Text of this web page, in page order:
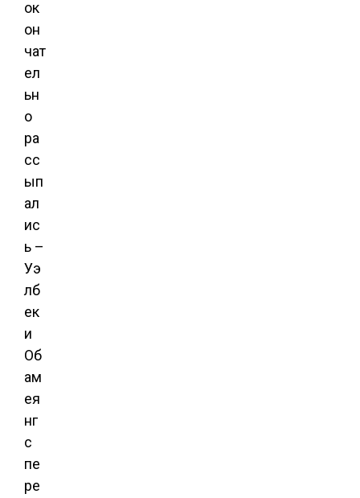
ок
он
чат
ел
ьн
о
ра
сс
ып
ал
ис
ь –
Уэ
лб
ек
и
Об
ам
ея
нг
с
пе
ре